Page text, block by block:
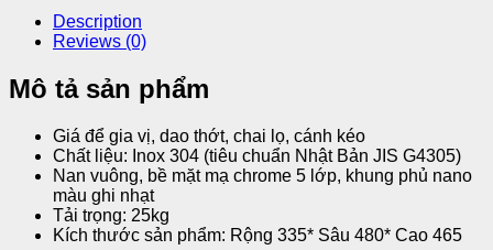
Description
Reviews (0)
Mô tả sản phẩm
Giá để gia vị, dao thớt, chai lọ, cánh kéo
Chất liệu: Inox 304 (tiêu chuẩn Nhật Bản JIS G4305)
Nan vuông, bề mặt mạ chrome 5 lớp, khung phủ nano
màu ghi nhạt
Tải trọng: 25kg
Kích thước sản phẩm: Rộng 335* Sâu 480* Cao 465